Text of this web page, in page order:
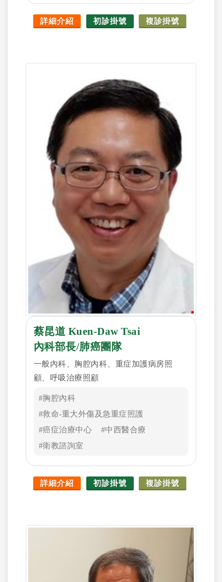
詳細介紹 初診掛號 複診掛號
蔡昆道 Kuen-Daw Tsai
內科部長/肺癌團隊
一般內科、胸腔內科、重症加護病房照
顧、呼吸治療照顧
#胸腔內科
#救命-重大外傷及急重症照護
#癌症治療中心
#中西醫合療
#衛教諮詢室
詳細介紹 初診掛號 複診掛號